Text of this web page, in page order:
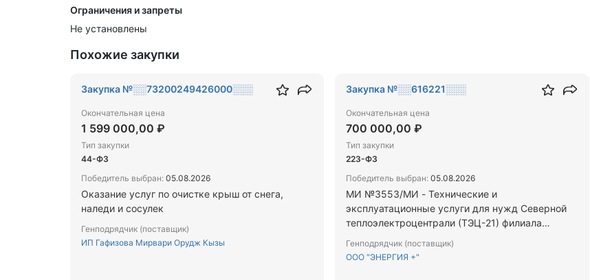
Ограничения и запреты
Не установлены
Похожие закупки
Закупка №░░73200249426000░░░
Окончательная цена
1 599 000,00 ₽
Тип закупки
44-ФЗ
Победитель выбран: 05.08.2026
Оказание услуг по очистке крыш от снега,
наледи и сосулек
Генподрядчик (поставщик)
ИП Гафизова Мирвари Орудж Кызы
Закупка №░░616221░░░
Окончательная цена
700 000,00 ₽
Тип закупки
223-ФЗ
Победитель выбран: 05.08.2026
МИ №3553/МИ - Технические и
эксплуатационные услуги для нужд Северной
теплоэлектроцентрали (ТЭЦ-21) филиала
могут быть только субъекты малого и среднего
Генподрядчик (поставщик)
ООО "ЭНЕРГИЯ +"